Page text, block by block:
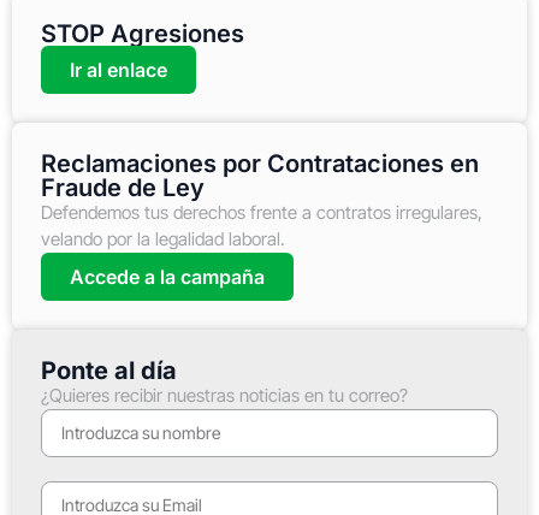
STOP Agresiones
Ir al enlace
Reclamaciones por Contrataciones en
Fraude de Ley
Defendemos tus derechos frente a contratos irregulares,
velando por la legalidad laboral.
Accede a la campaña
Ponte al día
¿Quieres recibir nuestras noticias en tu correo?